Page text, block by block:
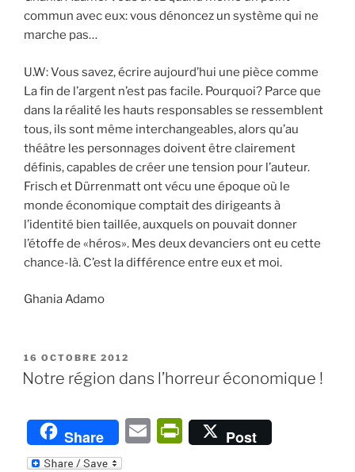
commun avec eux: vous dénoncez un système qui ne
marche pas…
U.W: Vous savez, écrire aujourd’hui une pièce comme
La fin de l’argent n’est pas facile. Pourquoi? Parce que
dans la réalité les hauts responsables se ressemblent
tous, ils sont même interchangeables, alors qu’au
théâtre les personnages doivent être clairement
définis, capables de créer une tension pour l’auteur.
Frisch et Dürrenmatt ont vécu une époque où le
monde économique comptait des dirigeants à
l’identité bien taillée, auxquels on pouvait donner
l’étoffe de «héros». Mes deux devanciers ont eu cette
chance-là. C’est la différence entre eux et moi.
Ghania Adamo
PUBLIÉ
LE
16 OCTOBRE 2012
Notre région dans l’horreur économique !
Share
E
P
ri
Post